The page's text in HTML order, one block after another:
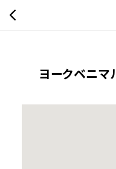
ヨークベニマ